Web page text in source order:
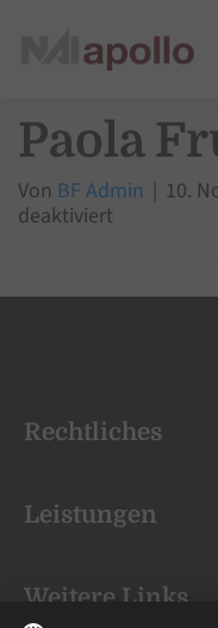
Paola
Von BF Admin | 10.
deaktiviertfür
Rechtliches
Leistungen
Weitere Links